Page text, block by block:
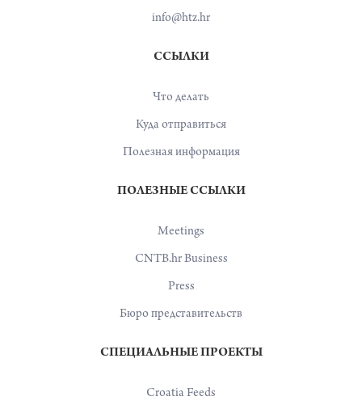
info@htz.hr
ССЫЛКИ
Что делать
Куда отправиться
Полезная информация
ПОЛЕЗНЫЕ ССЫЛКИ
Meetings
CNTB.hr Business
Press
Бюро представительств
СПЕЦИАЛЬНЫЕ ПРОЕКТЫ
Croatia Feeds